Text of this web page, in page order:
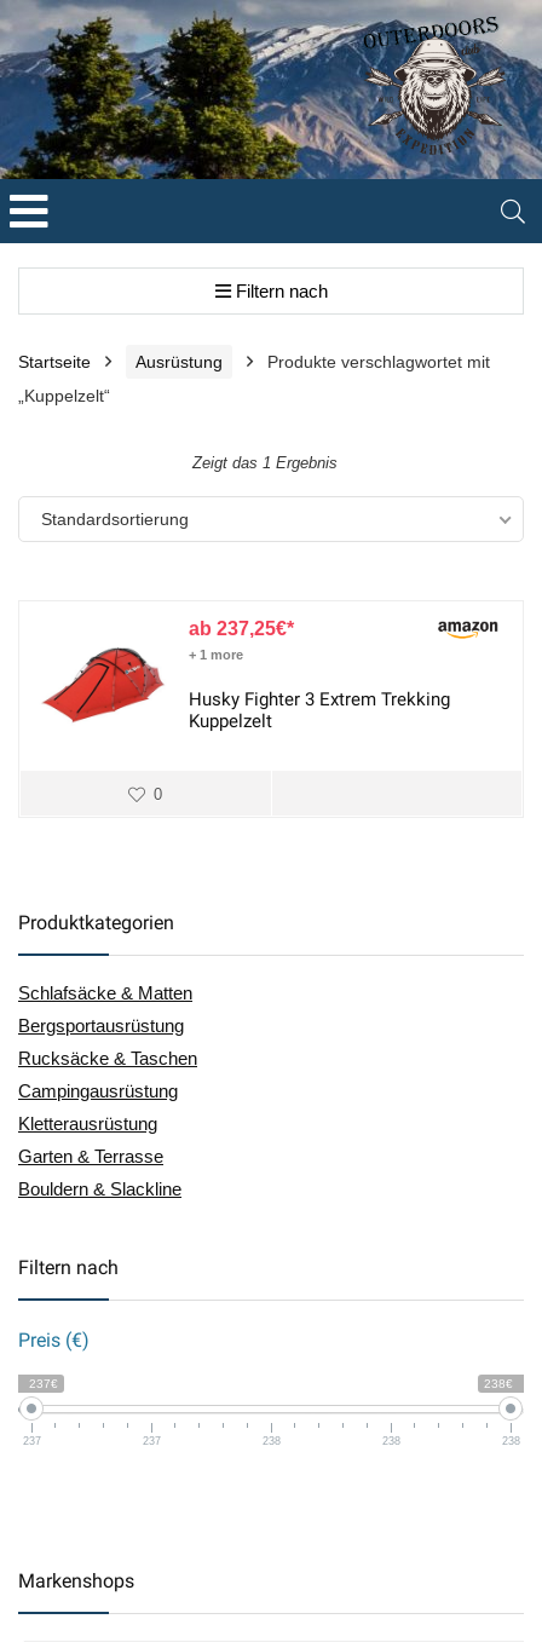
Filtern nach
Startseite Ausrüstung
Produkte verschlagwortet mit
„Kuppelzelt“
Zeigt das 1 Ergebnis
Standardsortierung
237,25€
+ 1 more
Husky Fighter 3 Extrem Trekking
Kuppelzelt
0
Produktkategorien
Schlafsäcke & Matten
Bergsportausrüstung
Rucksäcke & Taschen
Campingausrüstung
Kletterausrüstung
Garten & Terrasse
Bouldern & Slackline
Filtern nach
Preis (€)
237€ 238€
237 237 238 238 238
Markenshops